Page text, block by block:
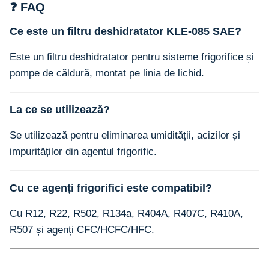
❓ FAQ
Ce este un filtru deshidratator KLE-085 SAE?
Este un filtru deshidratator pentru sisteme frigorifice și
pompe de căldură, montat pe linia de lichid.
La ce se utilizează?
Se utilizează pentru eliminarea umidității, acizilor și
impurităților din agentul frigorific.
Cu ce agenți frigorifici este compatibil?
Cu R12, R22, R502, R134a, R404A, R407C, R410A,
R507 și agenți CFC/HCFC/HFC.